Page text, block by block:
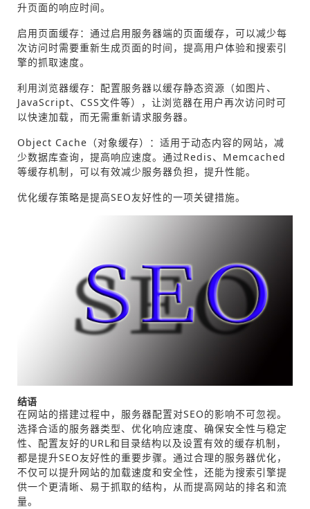
升页面的响应时间。
启用页面缓存：通过启用服务器端的页面缓存，可以减少每
次访问时需要重新生成页面的时间，提高用户体验和搜索引
擎的抓取速度。
利用浏览器缓存：配置服务器以缓存静态资源（如图片、
JavaScript、CSS文件等），让浏览器在用户再次访问时可
以快速加载，而无需重新请求服务器。
Object Cache（对象缓存）：适用于动态内容的网站，减
少数据库查询，提高响应速度。通过Redis、Memcached
等缓存机制，可以有效减少服务器负担，提升性能。
优化缓存策略是提高SEO友好性的一项关键措施。
结语
在网站的搭建过程中，服务器配置对SEO的影响不可忽视。
选择合适的服务器类型、优化响应速度、确保安全性与稳定
性、配置友好的URL和目录结构以及设置有效的缓存机制，
都是提升SEO友好性的重要步骤。通过合理的服务器优化，
不仅可以提升网站的加载速度和安全性，还能为搜索引擎提
供一个更清晰、易于抓取的结构，从而提高网站的排名和流
量。